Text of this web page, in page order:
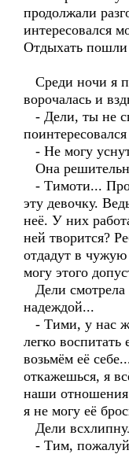
продолжали
интересовался
Отдыхать пошли
Среди ночи я
ворочалась и
- Дели, ты не
- Не могу
Она
- Тимоти...
эту девочку.
неё. У них
ней творится?
отдадут в
могу этого
Дели смотрела
надеждой...
- Тими, у нас
легко
возьмём её
откажешься, я
наши
я не могу её
Дели
- Тим,